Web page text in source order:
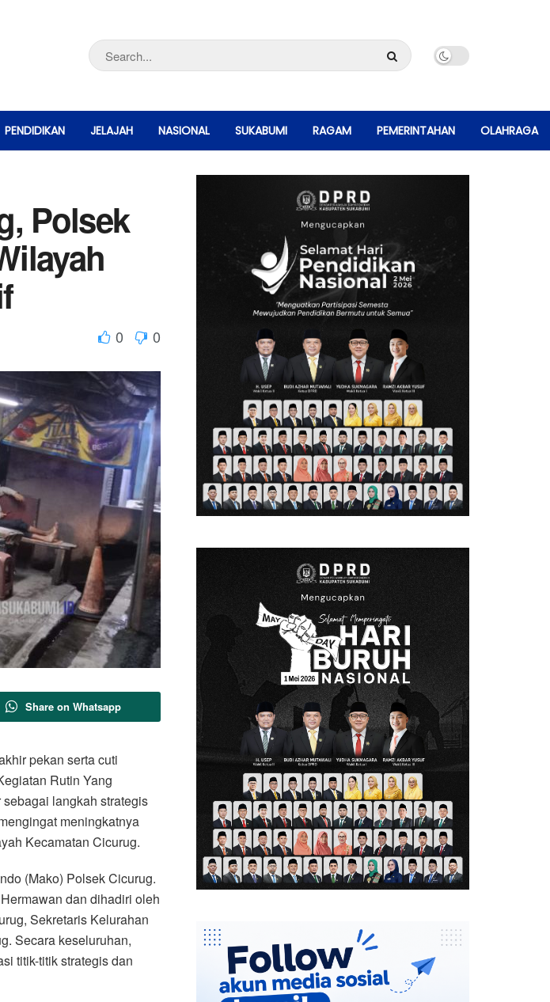
PENDIDIKAN JELAJAH NASIONAL SUKABUMI RAGAM PEMERINTAHAN OLAHRAGA
Polsek
0 0
Share on Whatsapp
pekan serta cuti
Rutin Yang
langkah strategis
meningkatnya
Kecamatan Cicurug.
(Mako) Polsek Cicurug.
dan dihadiri oleh
Sekretaris Kelurahan
Secara keseluruhan,
titik-titik strategis dan